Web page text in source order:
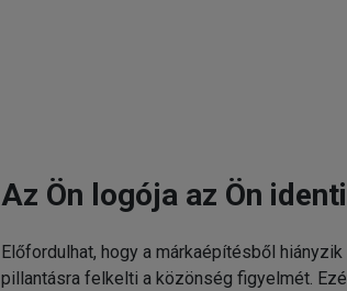
Az Ön logója az Ön
Előfordulhat, hogy a márkaépítésből
pillantásra felkelti a közönség figyelmét.